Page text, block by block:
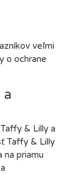
veľmi
o ochrane
a
& Lilly a
Taffy & Lilly
na priamu